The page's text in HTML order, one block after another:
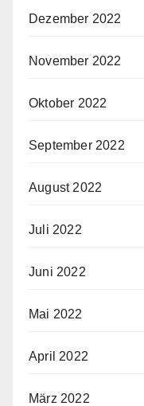
Dezember 2022
November 2022
Oktober 2022
September 2022
August 2022
Juli 2022
Juni 2022
Mai 2022
April 2022
März 2022